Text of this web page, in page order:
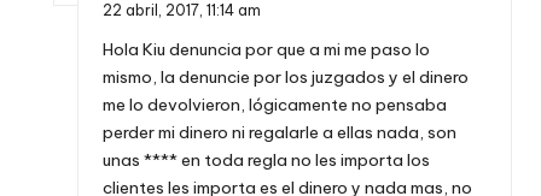
22 abril, 2017, 11:14 am
Hola Kiu denuncia por que a mi me paso lo
mismo, la denuncie por los juzgados y el dinero
me lo devolvieron, lógicamente no pensaba
perder mi dinero ni regalarle a ellas nada, son
unas **** en toda regla no les importa los
clientes les importa es el dinero y nada mas, no